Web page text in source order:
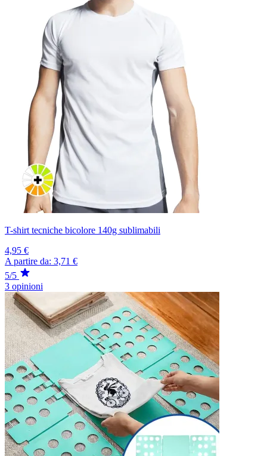
T-shirt tecniche bicolore 140g sublimabili
4,95 €
A partire da: 3,71 €
5/5
3 opinioni